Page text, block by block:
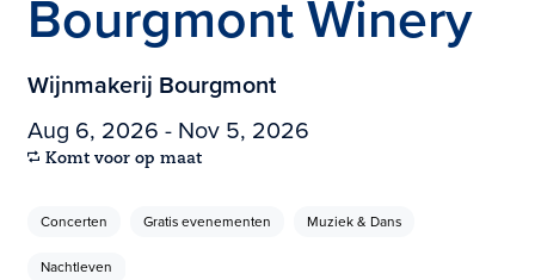
Bourgmont Winery
Wijnmakerij Bourgmont
Aug 6, 2026 - Nov 5, 2026
Komt voor op maat
Concerten Gratis evenementen Muziek & Dans
Nachtleven